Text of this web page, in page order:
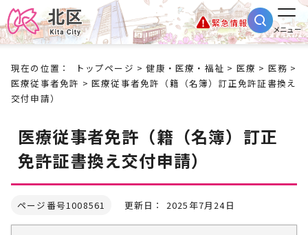
緊急情報
メニュー
現在の位置： トップページ >健康・医療・福祉 > 医療 > 医務 >
医療従事者免許 > 医療従事者免許（籍（名簿）訂正免許証書換え
交付申請）
医療従事者免許（籍（名簿）訂正
免許証書換え交付申請）
ページ番号1008561 更新日： 2025年7月24日